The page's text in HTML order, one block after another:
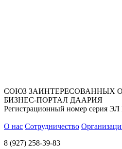
СОЮЗ ЗАИНТЕРЕСОВАННЫХ
БИЗНЕС-ПОРТАЛ ДААРИЯ
Регистрационный номер серия
О нас Сотрудничество
8 (927) 258-39-83